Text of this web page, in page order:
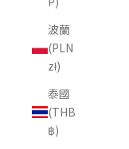
波蘭
(PLN
zł)
泰國
(THB
฿)